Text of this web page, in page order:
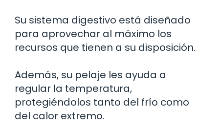
Su sistema digestivo está diseñado
para aprovechar al máximo los
recursos que tienen a su disposición.
Además, su pelaje les ayuda a
regular la temperatura,
protegiéndolos tanto del frío como
del calor extremo.